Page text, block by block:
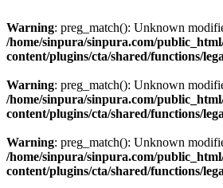
Warning: preg_match(): Unknown
/home/sinpura/sinpura.com/
content/plugins/cta/shared/functions/
Warning: preg_match(): Unknown
/home/sinpura/sinpura.com/
content/plugins/cta/shared/functions/
Warning: preg_match(): Unknown
/home/sinpura/sinpura.com/
content/plugins/cta/shared/functions/